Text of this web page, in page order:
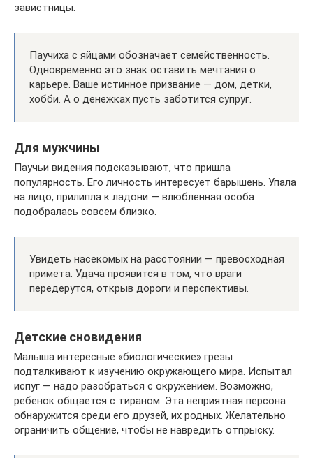
завистницы.
Паучиха с яйцами обозначает семейственность.
Одновременно это знак оставить мечтания о
карьере. Ваше истинное призвание — дом, детки,
хобби. А о денежках пусть заботится супруг.
Для мужчины
Паучьи видения подсказывают, что пришла
популярность. Его личность интересует барышень. Упала
на лицо, прилипла к ладони — влюбленная особа
подобралась совсем близко.
Увидеть насекомых на расстоянии — превосходная
примета. Удача проявится в том, что враги
передерутся, открыв дороги и перспективы.
Детские сновидения
Малыша интересные «биологические» грезы
подталкивают к изучению окружающего мира. Испытал
испуг — надо разобраться с окружением. Возможно,
ребенок общается с тираном. Эта неприятная персона
обнаружится среди его друзей, их родных. Желательно
ограничить общение, чтобы не навредить отпрыску.